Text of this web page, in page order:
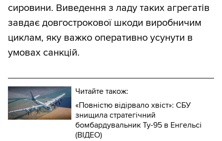
сировини. Виведення з ладу таких агрегатів
завдає довгострокової шкоди виробничим
циклам, яку важко оперативно усунути в
умовах санкцій.
Читайте також:
«Повністю відірвало хвіст»: СБУ
знищила стратегічний
бомбардувальник Ту-95 в Енгельсі
(ВІДЕО)